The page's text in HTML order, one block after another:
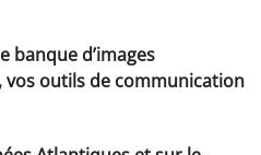
banque d’images
vos outils de communication